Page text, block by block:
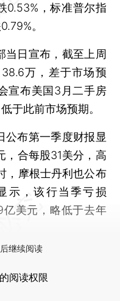
0.53%，标准普尔指
。
日宣布，截至上周
万，差于市场预
宣布美国3月二手房
于此前市场预期。
布第一季度财报显
，合每股31美分，高
，摩根士丹利也公布
示，该行当季亏损
美元，略低于去年
继续阅读
阅读权限